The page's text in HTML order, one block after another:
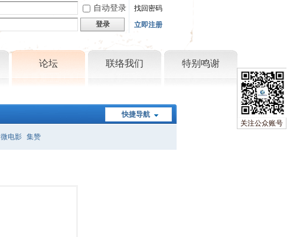
自动登录 找回密码
登录 立即注册
论坛 联络我们 特别鸣谢
快捷导航
微电影 集赞
关注公众账号